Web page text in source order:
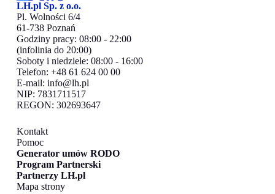
LH.pl Sp. z o.o.
Pl. Wolności 6/4
61-738 Poznań
Godziny pracy: 08:00 - 22:00
(infolinia do 20:00)
Soboty i niedziele: 08:00 - 16:00
Telefon: +48 61 624 00 00
E-mail: info@lh.pl
NIP: 7831711517
REGON: 302693647
Kontakt
Pomoc
Generator umów RODO
Program Partnerski
Partnerzy LH.pl
Mapa strony